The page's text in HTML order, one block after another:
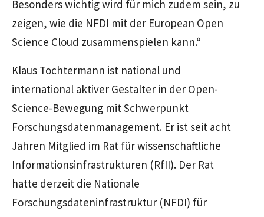
Besonders wichtig wird für mich zudem sein, zu
zeigen, wie die NFDI mit der European Open
Science Cloud zusammenspielen kann.“
Klaus Tochtermann ist national und
international aktiver Gestalter in der Open-
Science-Bewegung mit Schwerpunkt
Forschungsdatenmanagement. Er ist seit acht
Jahren Mitglied im Rat für wissenschaftliche
Informationsinfrastrukturen (RfII). Der Rat
hatte derzeit die Nationale
Forschungsdateninfrastruktur (NFDI) für